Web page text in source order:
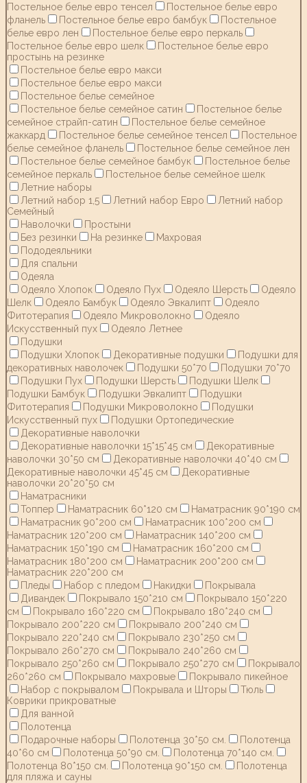
Постельное белье евро тенсел
Постельное белье евро
фланель
Постельное белье евро бамбук
Постельное
белье евро лен
Постельное белье евро перкаль
Постельное белье евро шелк
Постельное белье евро
простынь на резинке
Постельное белье евро макси
Постельное белье евро макси
Постельное белье семейное
Постельное белье семейное сатин
Постельное белье
семейное страйп-сатин
Постельное белье семейное
жаккард
Постельное белье семейное тенсел
Постельное
белье семейное фланель
Постельное белье семейное лен
Постельное белье семейное бамбук
Постельное белье
семейное перкаль
Постельное белье семейное шелк
Летние наборы
Летний набор 1,5
Летний набор Евро
Летний набор
Семейный
Наволочки
Простыни
Без резинки
На резинке
Махровая
Пододеяльники
Для спальни
Одеяла
Одеяло Хлопок
Одеяло Пух Одеяло Шерсть
Одеяло
Шелк
Одеяло Бамбук Одеяло Эвкалипт
Одеяло
Фитотерапия
Одеяло Микроволокно
Одеяло
Искусственный пух
Одеяло Летнее
Подушки
Подушки Хлопок
Декоративные подушки
Подушки для
декоративных наволочек
Подушки 50*70
Подушки 70*70
Подушки Пух
Подушки Шерсть
Подушки Шелк
Подушки Бамбук
Подушки Эвкалипт
Подушки
Фитотерапия
Подушки Микроволокно
Подушки
Искусственный пух
Подушки Ортопедические
Декоративные наволочки
Декоративные наволочки 15*15*45 см
Декоративные
наволочки 30*50 см
Декоративные наволочки 40*40 см
Декоративные наволочки 45*45 см
Декоративные
наволочки 20*20*50 см
Наматрасники
Топпер
Наматрасник 60*120 см
Наматрасник 90*190 см
Наматрасник 90*200 см
Наматрасник 100*200 см
Наматрасник 120*200 см
Наматрасник 140*200 см
Наматрасник 150*190 см
Наматрасник 160*200 см
Наматрасник 180*200 см
Наматрасник 200*200 см
Наматрасник 220*200 см
Пледы
Набор с пледом Накидки
Покрывала
Дивандек
Покрывало 150*210 см
Покрывало 150*220
см
Покрывало 160*220 см
Покрывало 180*240 см
Покрывало 200*220 см
Покрывало 200*240 см
Покрывало 220*240 см
Покрывало 230*250 см
Покрывало 260*270 см
Покрывало 240*260 см
Покрывало 250*260 см
Покрывало 250*270 см
Покрывало
260*260 см
Покрывало махровые
Покрывало пикейное
Набор с покрывалом
Покрывала и Шторы
Тюль
Коврики прикроватные
Для ванной
Полотенца
Подарочные наборы
Полотенца 30*50 см.
Полотенца
40*60 см
Полотенца 50*90 см.
Полотенца 70*140 см.
Полотенца 80*150 см.
Полотенца 90*150 см.
Полотенца
для пляжа и сауны